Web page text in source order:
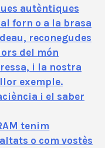
autèntiques
forn o a la brasa
reconegudes
del món
i la nostra
exemple.
i el saber
tenim
o com vostès